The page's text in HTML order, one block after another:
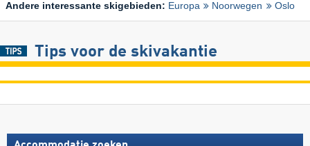
Andere interessante skigebieden: Europa Noorwegen Oslo
Tips voor de skivakantie